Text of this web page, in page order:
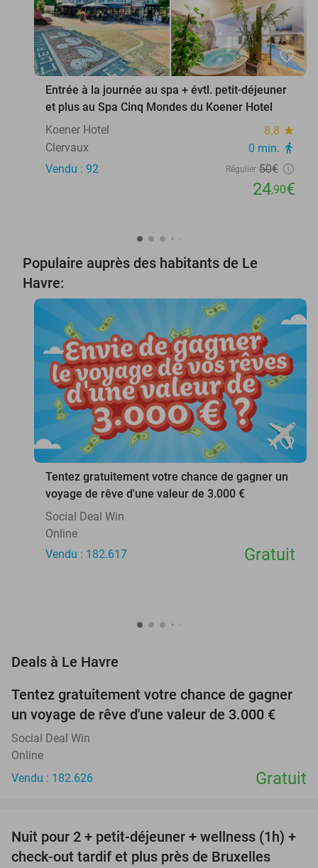
favorite_border
Entrée à la journée au spa + évtl. petit-déjeuner
et plus au Spa Cinq Mondes du Koener Hotel
Koener Hotel
8.8 star
Clervaux 0 min. directions_walk
Vendu : 92 Régulier 50€
24,90€
Populaire auprès des habitants de Le
Havre:
favorite_border
Tentez gratuitement votre chance de gagner un
voyage de rêve d'une valeur de 3.000 €
Social Deal Win
Online
Vendu : 182.617
Gratuit
Deals à Le Havre
Tentez gratuitement votre chance de gagner
un voyage de rêve d'une valeur de 3.000 €
Social Deal Win
Online
Vendu : 182.626
Gratuit
55%
Nuit pour 2 + petit-déjeuner + wellness (1h) +
check-out tardif et plus près de Bruxelles